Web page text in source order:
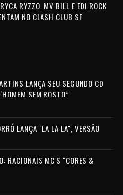
RYZZO, MV BILL E EDI ROCK
NO CLASH CLUB SP
LANÇA SEU SEGUNDO CD
SEM ROSTO”
LANÇA "LA LA LA", VERSÃO
RACIONAIS MC'S "CORES &